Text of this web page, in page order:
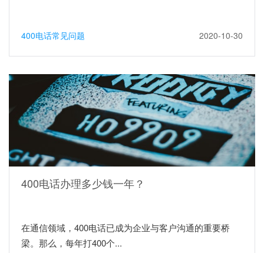
400电话常见问题 2020-10-30
400电话办理多少钱一年？
在通信领域，400电话已成为企业与客户沟通的重要桥
梁。那么，每年打400个...